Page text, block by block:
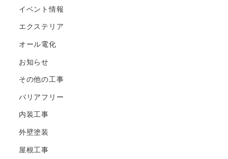
イベント情報
エクステリア
オール電化
お知らせ
その他の工事
バリアフリー
内装工事
外壁塗装
屋根工事